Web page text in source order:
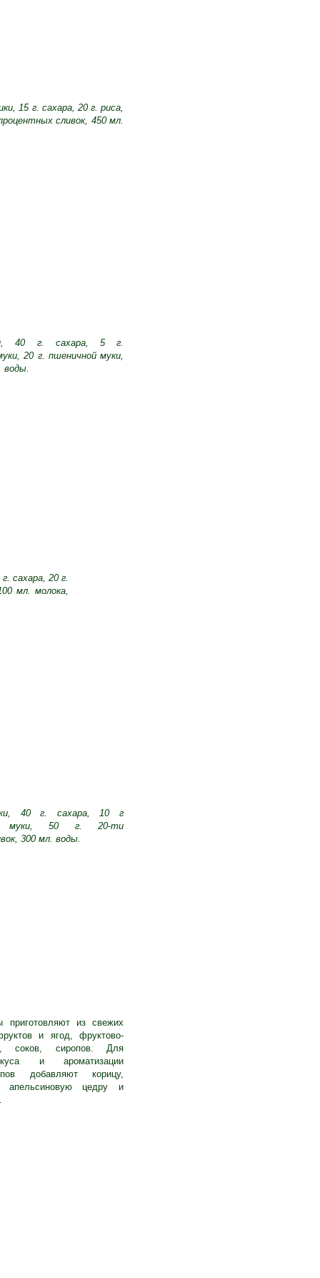
15 г. сахара, 20 г. риса,
сливок, 450 мл.
40 г. сахара, 5 г.
20 г. пшеничной муки,
воды.
сахара, 20 г.
мл. молока,
40 г. сахара, 10 г
муки, 50 г. 20-ти
300 мл. воды.
приготовляют из свежих
и ягод, фруктово-
соков, сиропов. Для
и ароматизации
добавляют корицу,
апельсиновую цедру и